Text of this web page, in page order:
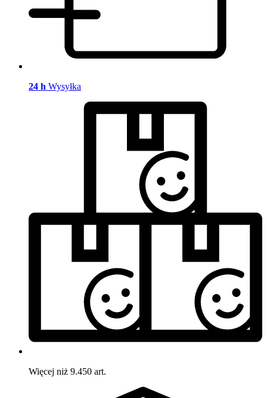
24 h Wysyłka
Więcej niż 9.450 art.